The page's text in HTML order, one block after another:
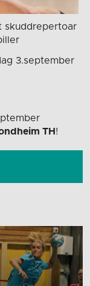
skuddrepertoar
3.september
TH !